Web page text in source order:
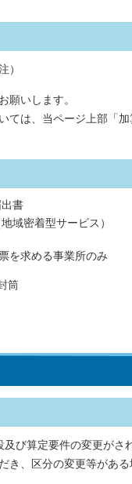
）
願いします。
ては、当ページ上部「
書
域密着型サービス）
を求める事業所のみ
筒
び算定要件の変更がさ
き、区分の変更等があ